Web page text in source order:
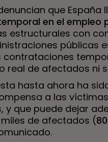
que
en el empleo
estructurales con
públicas
real de afectados ni
hasta ahora ha
a las
y que puede dejar
de afectados (